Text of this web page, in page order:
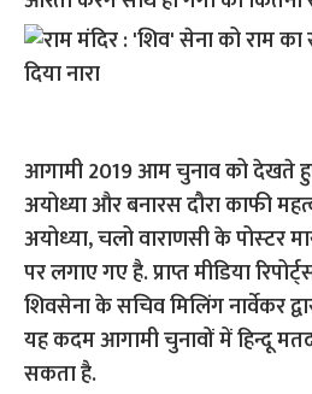
आगामी 2019 आम चुनाव को देखते
अयोध्या और बनारस दौरा काफी
अयोध्‍या, चलो वाराणसी के पोस्‍टर
पर लगाए गए है. प्राप्त मीडिया
शिवसेना के सचिव मिलिंग नार्वेकर
यह कदम आगामी चुनावों में हिन्दू
सकता है.